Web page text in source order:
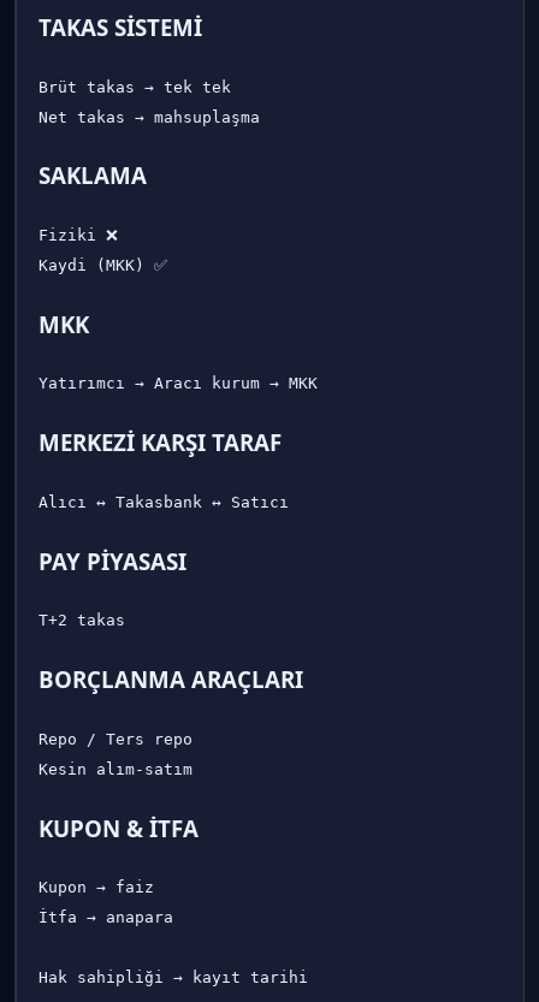
TAKAS SİSTEMİ
Brüt takas → tek tek
SAKLAMA
Fiziki ❌
MKK
MERKEZİ KARŞI TARAF
PAY PİYASASI
BORÇLANMA ARAÇLARI
Repo / Ters repo
KUPON & İTFA
Kupon → faiz
İtfa → anapara